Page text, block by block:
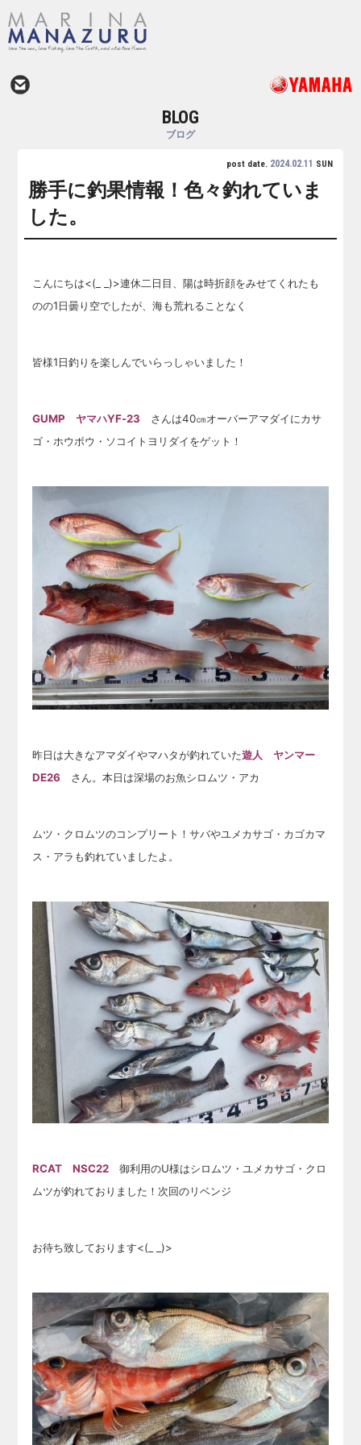
BLOG
ブログ
post date. 2024.02.11 SUN
勝手に釣果情報！色々釣れていま
した。
こんにちは<(_ _)>連休二日目、陽は時折顔をみせてくれたも
のの1日曇り空でしたが、海も荒れることなく
皆様1日釣りを楽しんでいらっしゃいました！
GUMP ヤマハYF-23 さんは40㎝オーバーアマダイにカサ
ゴ・ホウボウ・ソコイトヨリダイをゲット！
昨日は大きなアマダイやマハタが釣れていた遊人 ヤンマー
DE26 さん。本日は深場のお魚シロムツ・アカ
ムツ・クロムツのコンプリート！サバやユメカサゴ・カゴカマ
ス・アラも釣れていましたよ。
RCAT NSC22 御利用のU様はシロムツ・ユメカサゴ・クロ
ムツが釣れておりました！次回のリベンジ
お待ち致しております<(_ _)>